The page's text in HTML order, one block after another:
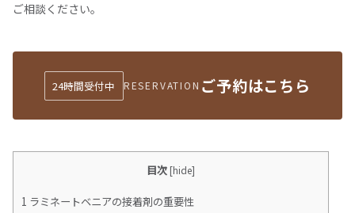
ご相談ください。
24時間受付中 RESERVATION ご予約はこちら
目次[hide]
1 ラミネートベニアの接着剤の重要性